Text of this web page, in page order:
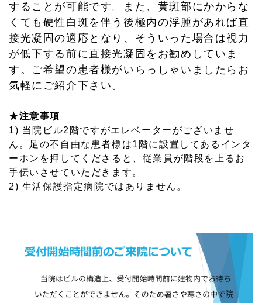
することが可能です。また、黄斑部にかからな
くても硬性白斑を伴う後極内の浮腫があれば直
接光凝固の適応となり、そういった場合は視力
が低下する前に直接光凝固をお勧めしていま
す。ご希望の患者様がいらっしゃいましたらお
気軽にご紹介下さい。
★注意事項
1) 当院ビル2階ですがエレベーターがございませ
ん。足の不自由な患者様は1階に設置してあるインタ
ーホンを押してくださると、従業員が階段を上るお
手伝いさせていただきます。
2) 生活保護指定病院ではありません。